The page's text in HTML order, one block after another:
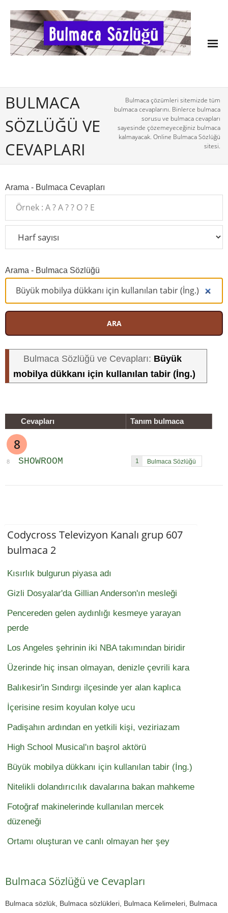
BULMACA
SÖZLÜĞÜ VE
CEVAPLARI
Bulmaca çözümleri sitemizde tüm
bulmaca cevaplarını. Binlerce bulmaca
sorusu ve bulmaca cevapları
sayesinde çözemeyeceğiniz bulmaca
kalmayacak. Online Bulmaca Sözlüğü
sitesi.
Arama - Bulmaca Cevapları
Arama - Bulmaca Sözlüğü
ARA
Bulmaca Sözlüğü ve Cevapları: Büyük
mobilya dükkanı için kullanılan tabir (İng.)
Cevapları Tanım bulmaca
8
8 SHOWROOM 1
Codycross Televizyon Kanalı grup 607
bulmaca 2
Kısırlık bulgurun piyasa adı
Gizli Dosyalar'da Gillian Anderson'ın mesleği
Pencereden gelen aydınlığı kesmeye yarayan
perde
Los Angeles şehrinin iki NBA takımından biridir
Üzerinde hiç insan olmayan, denizle çevrili kara
Balıkesir'in Sındırgı ilçesinde yer alan kaplıca
İçerisine resim koyulan kolye ucu
Padişahın ardından en yetkili kişi, veziriazam
High School Musical'ın başrol aktörü
Büyük mobilya dükkanı için kullanılan tabir (İng.)
Nitelikli dolandırıcılık davalarına bakan mahkeme
Fotoğraf makinelerinde kullanılan mercek
düzeneği
Ortamı oluşturan ve canlı olmayan her şey
Bulmaca Sözlüğü ve Cevapları
Bulmaca sözlük, Bulmaca sözlükleri, Bulmaca Kelimeleri, Bulmaca